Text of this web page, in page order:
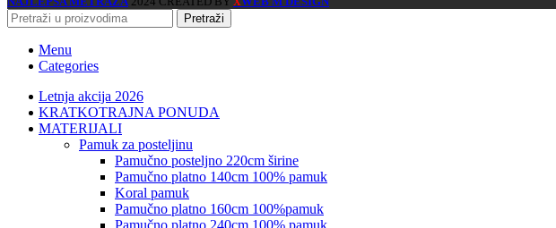
Pretraži
Menu
Categories
Letnja akcija 2026
KRATKOTRAJNA PONUDA
MATERIJALI
pamuk za posteljinu
pamučno posteljno 220cm širine
pamučno platno 140cm 100% pamuk
koral pamuk
pamučno platno 160cm 100%pamuk
pamučno platno 240cm 100% pamuk